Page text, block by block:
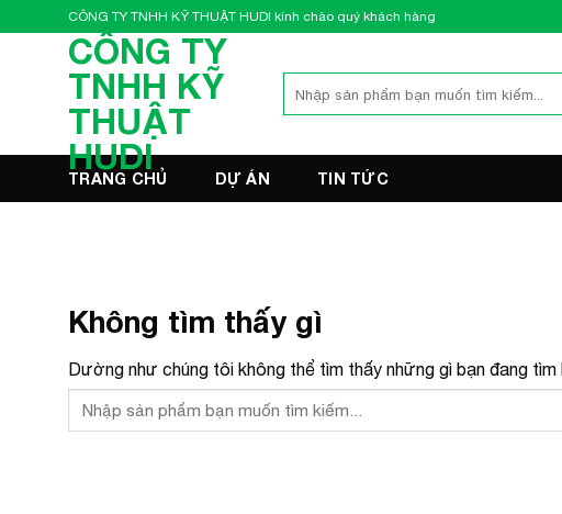
qua
CÔNG TY TNHH KỸ THUẬT HUDI kính chào quý khách hàng
CÔNG TY
TNHH KỸ
THUẬT
HUDI
kiếm:
TRANG CHỦ DỰ ÁN TIN TỨC
Không tìm thấy gì
Dường như chúng tôi không thể tìm thấy những gì bạn đang